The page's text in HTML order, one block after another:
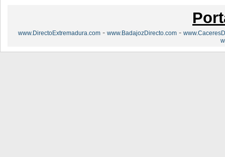
www.DirectoExtremadura.com - www.BadajozDirecto.com -